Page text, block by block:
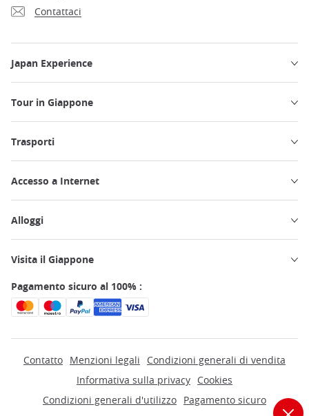
Contattaci
Japan Experience
Tour in Giappone
Trasporti
Accesso a Internet
Alloggi
Visita il Giappone
Pagamento sicuro al 100% :
Contatto Menzioni legali
Condizioni generali di vendita
Informativa sulla privacy Cookies
Condizioni generali d'utilizzo Pagamento sicuro